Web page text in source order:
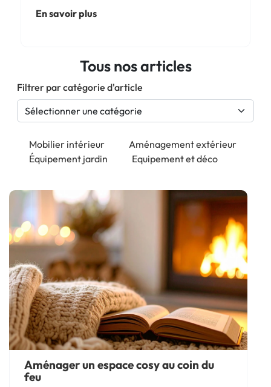
cheminée, imaginez un véritable espace de vie avec
du mobilier confortable, des rangements malins...
En savoir plus
Tous nos articles
Filtrer par catégorie d'article
Mobilier intérieur
Aménagement extérieur
Équipement jardin
Equipement et déco
Aménager un espace cosy au coin du
feu